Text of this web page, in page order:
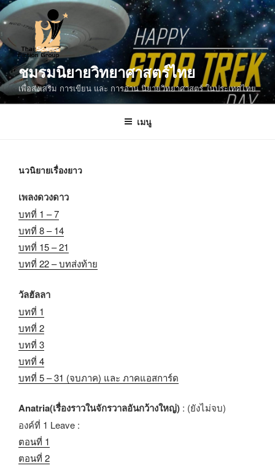
ข้าม
ไป
ยัง
บทความ
ชมรมนิยายวิทยาศาสตร์ไทย
เพื่อส่งเสริม การเขียน และ การอ่าน นิยายวิทยาศาสตร์ ในประเทศไทย
เมนู
นวนิยายเรื่องยาว
เพลงดวงดาว
บทที่ 1 – 7
บทที่ 8 – 14
บทที่ 15 – 21
บทที่ 22 – บทส่งท้าย
วัลฮัลลา
บทที่ 1
บทที่ 2
บทที่ 3
บทที่ 4
บทที่ 5 – 31 (จบภาค) และ ภาคแอสการ์ด
Anatria(เรื่องราวในจักรวาลอันกว้างใหญ่) : (ยังไม่จบ)
องค์ที่ 1 Leave :
ตอนที่ 1
ตอนที่ 2